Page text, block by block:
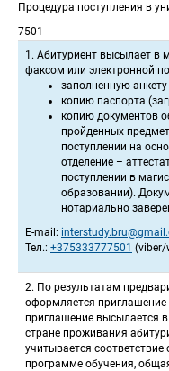
Процедура поступления в
7501
1. Абитуриент высылает в
факсом или электронной
заполненную анкету
копию паспорта
копию документов
пройденных
поступлении на
отделение –
поступлении в
образовании).
нотариально
E-mail:
Тел.: +375333777501 (viber/
2. По результатам
оформляется приглашение
приглашение высылается
стране проживания
учитывается
программе обучения,